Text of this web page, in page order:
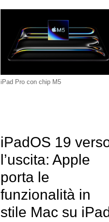
iPad Pro con chip M5
iPadOS 19
l’uscita: Apple
porta le
funzionalità in
stile Mac su